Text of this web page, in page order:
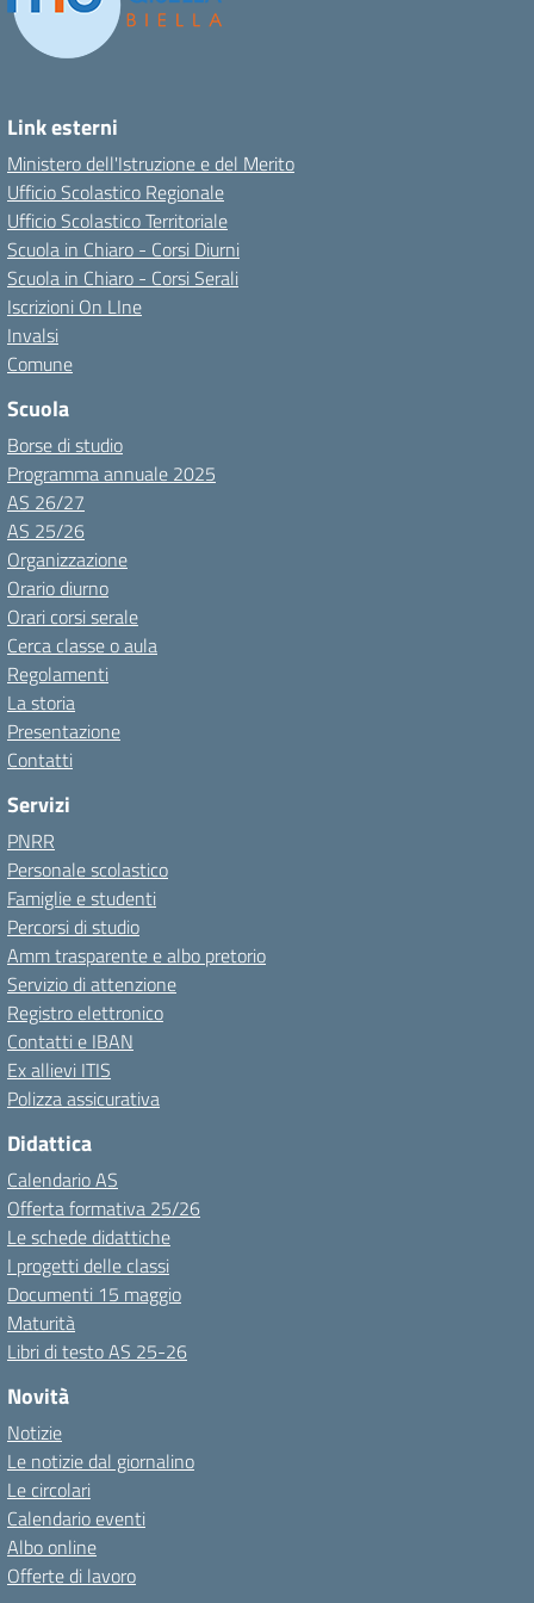
Link esterni
Ministero dell'Istruzione e del Merito
Ufficio Scolastico Regionale
Ufficio Scolastico Territoriale
Scuola in Chiaro - Corsi Diurni
Scuola in Chiaro - Corsi Serali
Iscrizioni On LIne
Invalsi
Comune
Scuola
Borse di studio
Programma annuale 2025
AS 26/27
AS 25/26
Organizzazione
Orario diurno
Orari corsi serale
Cerca classe o aula
Regolamenti
La storia
Presentazione
Contatti
Servizi
PNRR
Personale scolastico
Famiglie e studenti
Percorsi di studio
Amm trasparente e albo pretorio
Servizio di attenzione
Registro elettronico
Contatti e IBAN
Ex allievi ITIS
Polizza assicurativa
Didattica
Calendario AS
Offerta formativa 25/26
Le schede didattiche
I progetti delle classi
Documenti 15 maggio
Maturità
Libri di testo AS 25-26
Novità
Notizie
Le notizie dal giornalino
Le circolari
Calendario eventi
Albo online
Offerte di lavoro